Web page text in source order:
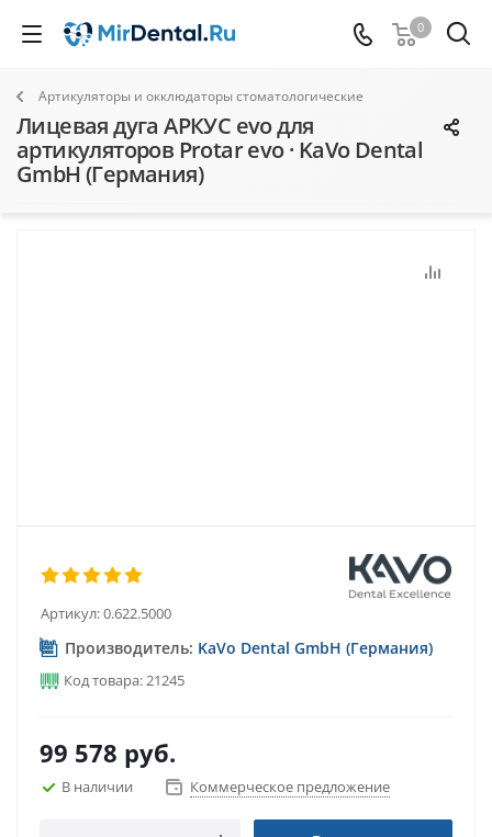
0
Артикуляторы и окклюдаторы стоматологические
Лицевая дуга АРКУС evo для
артикуляторов Protar evo · KaVo Dental
GmbH (Германия)
Артикул:0.622.5000
Производитель: KaVo Dental GmbH (Германия)
Код товара: 21245
99 578 руб.
В наличии Коммерческое предложение